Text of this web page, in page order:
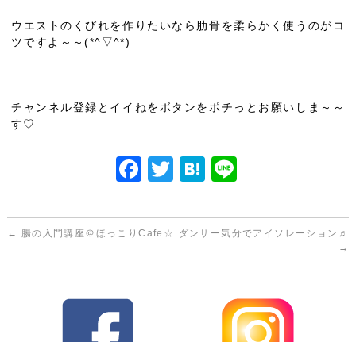
ウエストのくびれを作りたいなら肋骨を柔らかく使うのがコ
ツですよ～～(*^▽^*)
チャンネル登録とイイねをボタンをポチっとお願いしま～～
す♡
F
c
e
T
itt
er
H
e
n
e
← 腸の入門講座＠ほっこりCafe☆
ダンサー気分でアイソレーション♬
→